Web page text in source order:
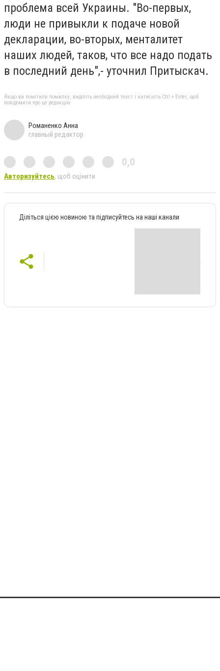
проблема всей Украины. "Во-первых,
люди не привыкли к подаче новой
декларации, во-вторых, менталитет
наших людей, таков, что все надо подать
в последний день",- уточнил Притыскач.
Якщо ви помітили помилку, виділіть необхідний текст і натисніть Ctrl + Enter, щоб
повідомити про це редакцію
Романенко Анна
главный редактор
0,0
Авторизуйтесь, щоб оцінити
Діліться цією новиною та підписуйтесь на наші канали